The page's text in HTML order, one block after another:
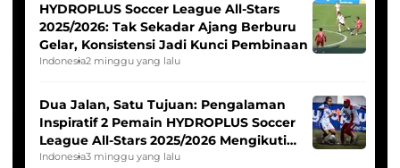
HYDROPLUS Soccer League All-Stars
2025/2026: Tak Sekadar Ajang Berburu
Gelar, Konsistensi Jadi Kunci Pembinaan
Indonesia2 minggu yang lalu
Dua Jalan, Satu Tujuan: Pengalaman
Inspiratif 2 Pemain HYDROPLUS Soccer
League All-Stars 2025/2026 Mengikuti
Seleksi Timnas Indonesia Putri
Indonesia3 minggu yang lalu